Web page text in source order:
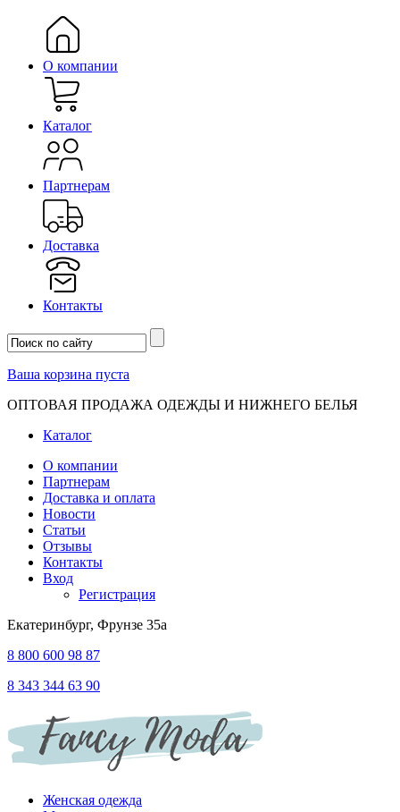
О компании
Каталог
Партнерам
Доставка
Контакты
Ваша корзина пуста
ОПТОВАЯ ПРОДАЖА ОДЕЖДЫ И НИЖНЕГО БЕЛЬЯ
Каталог
О компании
Партнерам
Доставка и оплата
Новости
Статьи
Отзывы
Контакты
Вход
Регистрация
Екатеринбург, Фрунзе 35а
8 800 600 98 87
8 343 344 63 90
Женская одежда